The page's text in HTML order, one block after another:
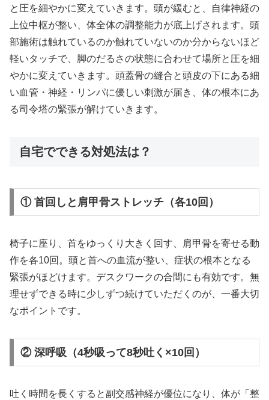
と圧を細やかに変えていきます。頭が緩むと、自律神経の
上位中枢が整い、体全体の調整能力が底上げされます。頭
部施術は触れているのか触れていないのか分からないほど
軽いタッチで、脚のだるさの状態に合わせて場所と圧を細
やかに変えていきます。頭蓋骨の縫合と頭皮の下にある細
い血管・神経・リンパに優しい刺激が届き、体の根本にあ
る司令塔の緊張が解けていきます。
自宅でできる対処法は？
① 首回しと肩甲骨ストレッチ（各10回）
椅子に座り、首をゆっくり大きく回す、肩甲骨を寄せる動
作を各10回。頭と首への血流が整い、症状の根本となる
緊張がほどけます。デスクワークの合間にも有効です。無
理せずできる時に少しずつ続けていただくのが、一番大切
なポイントです。
② 深呼吸（4秒吸って8秒吐く×10回）
吐く時間を長くすると副交感神経が優位になり、体が「整